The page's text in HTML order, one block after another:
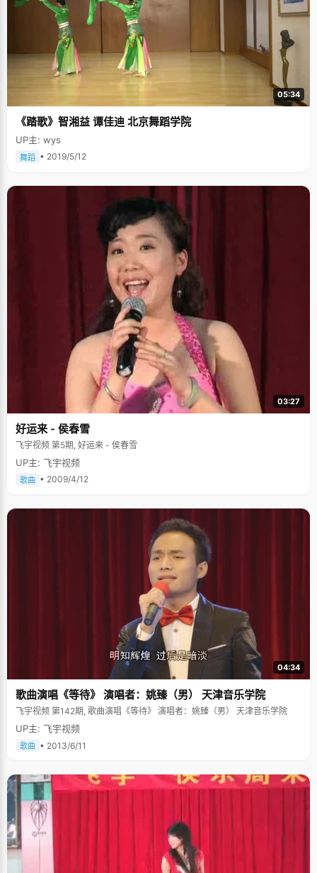
05:34
《踏歌》智湘益 谭佳迪 北京舞蹈学院
UP主: wys
舞蹈 • 2019/5/12
03:27
好运来 - 侯春雪
飞宇视频 第5期, 好运来 - 侯春雪
UP主: 飞宇视频
歌曲 • 2009/4/12
04:34
歌曲演唱《等待》 演唱者：姚臻（男） 天津音乐学院
飞宇视频 第142期, 歌曲演唱《等待》 演唱者：姚臻（男） 天津音乐学院
UP主: 飞宇视频
歌曲 • 2013/6/11